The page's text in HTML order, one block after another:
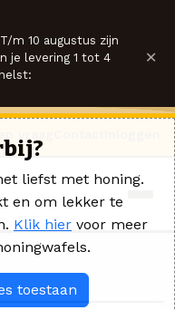
T/m 10 augustus zijn
je levering 1 tot 4
×
liefst met honing.
en om lekker te
Klik hier voor meer
toestaan